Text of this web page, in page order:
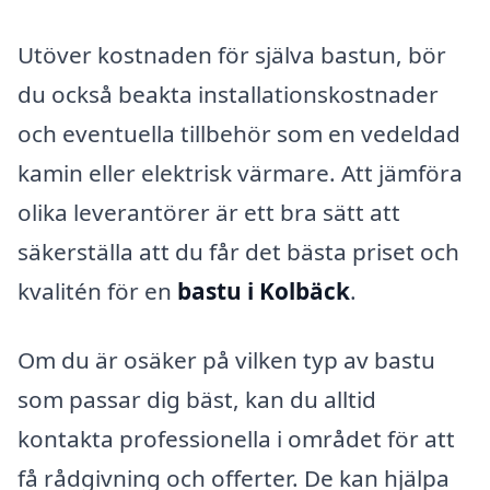
Utöver kostnaden för själva bastun, bör
du också beakta installationskostnader
och eventuella tillbehör som en vedeldad
kamin eller elektrisk värmare. Att jämföra
olika leverantörer är ett bra sätt att
säkerställa att du får det bästa priset och
kvalitén för en bastu i Kolbäck.
Om du är osäker på vilken typ av bastu
som passar dig bäst, kan du alltid
kontakta professionella i området för att
få rådgivning och offerter. De kan hjälpa